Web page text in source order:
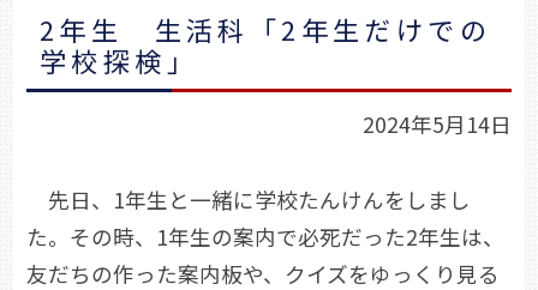
2年生 生活科「2年生だけでの
学校探検」
2024年5月14日
先日、1年生と一緒に学校たんけんをしまし
た。その時、1年生の案内で必死だった2年生は、
友だちの作った案内板や、クイズをゆっくり見る